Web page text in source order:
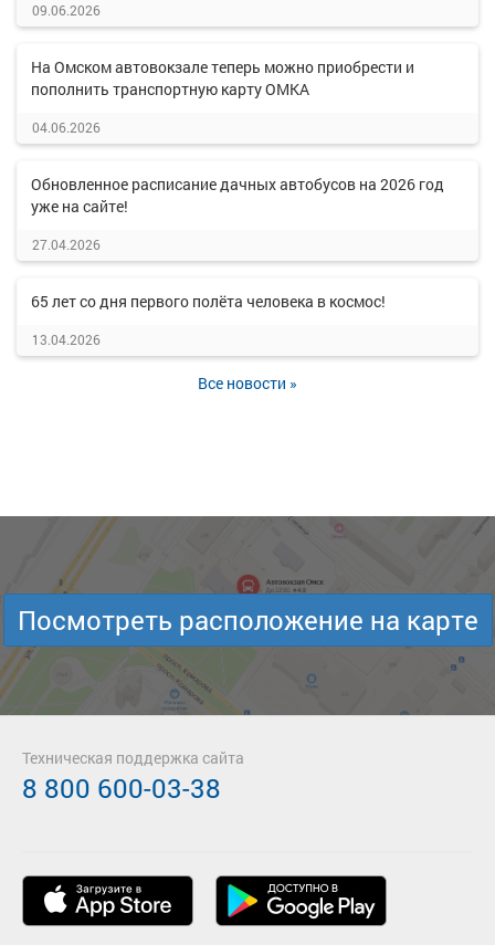
09.06.2026
На Омском автовокзале теперь можно приобрести и
пополнить транспортную карту ОМКА
04.06.2026
Обновленное расписание дачных автобусов на 2026 год
уже на сайте!
27.04.2026
65 лет со дня первого полёта человека в космос!
13.04.2026
Все новости »
Посмотреть расположение на карте
Техническая поддержка сайта
8 800 600-03-38